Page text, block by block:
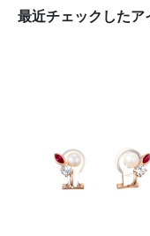
最近チェックしたア